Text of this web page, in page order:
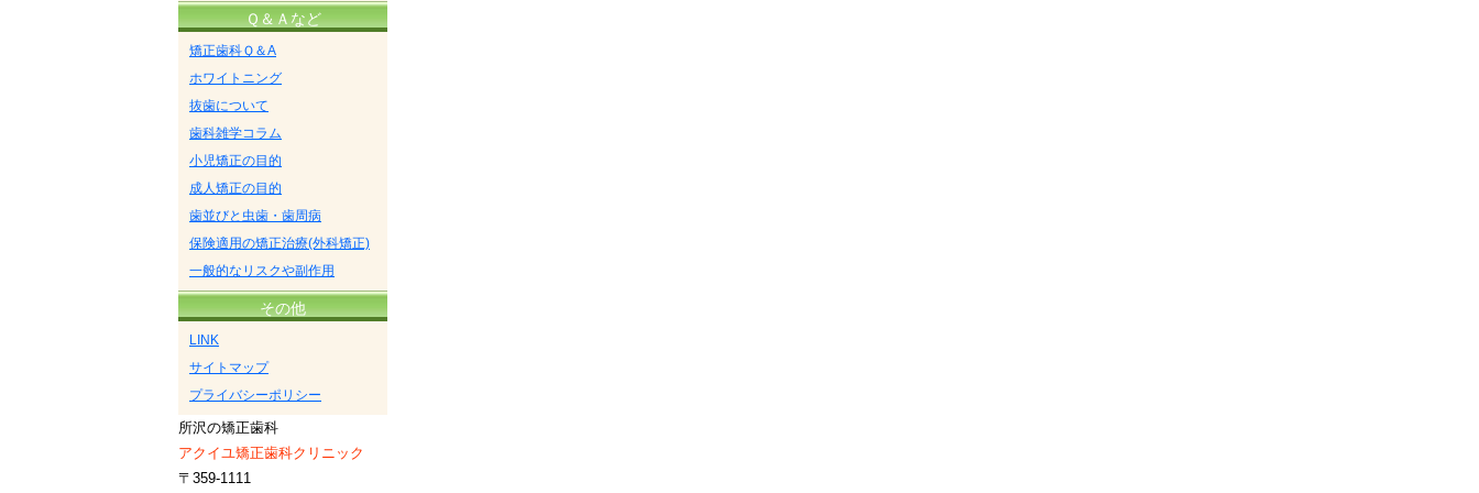
Ｑ＆Ａなど
矯正歯科Ｑ＆A
ホワイトニング
抜歯について
歯科雑学コラム
小児矯正の目的
成人矯正の目的
歯並びと虫歯・歯周病
保険適用の矯正治療(外科矯正)
一般的なリスクや副作用
その他
LINK
サイトマップ
プライバシーポリシー
所沢の矯正歯科
アクイユ矯正歯科クリニック
〒359-1111